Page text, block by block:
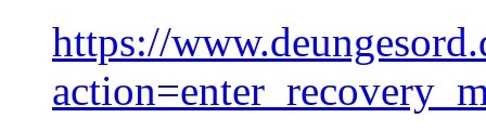
https://